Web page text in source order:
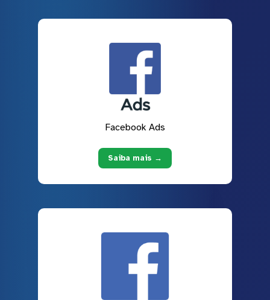
Facebook Ads
Saiba mais →